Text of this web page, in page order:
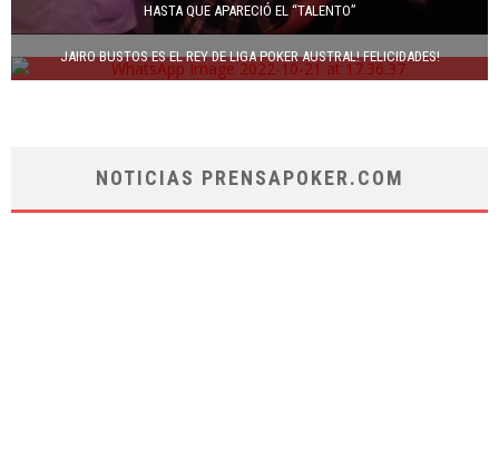
HASTA QUE APARECIÓ EL “TALENTO”
JAIRO BUSTOS ES EL REY DE LIGA POKER AUSTRAL! FELICIDADES!
NOTICIAS PRENSAPOKER.COM